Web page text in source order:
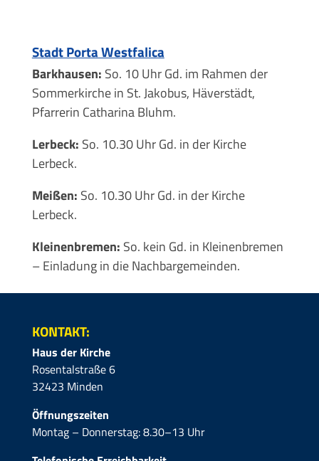
Stadt Porta Westfalica
Barkhausen: So. 10 Uhr Gd. im Rahmen der
Sommerkirche in St. Jakobus, Häverstädt,
Pfarrerin Catharina Bluhm.
Lerbeck: So. 10.30 Uhr Gd. in der Kirche
Lerbeck.
Meißen: So. 10.30 Uhr Gd. in der Kirche
Lerbeck.
Kleinenbremen: So. kein Gd. in Kleinenbremen
– Einladung in die Nachbargemeinden.
KONTAKT:
Haus der Kirche
Rosentalstraße 6
32423 Minden
Öffnungszeiten
Montag – Donnerstag: 8.30–13 Uhr